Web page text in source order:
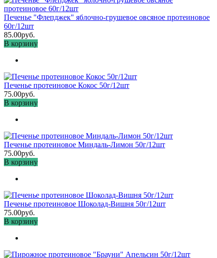
Печенье "Флепджек" яблочно-грушевое овсяное протеиновое
60г/12шт
85.00руб.
В корзину
Печенье протеиновое Кокос 50г/12шт
75.00руб.
В корзину
Печенье протеиновое Миндаль-Лимон 50г/12шт
75.00руб.
В корзину
Печенье протеиновое Шоколад-Вишня 50г/12шт
75.00руб.
В корзину